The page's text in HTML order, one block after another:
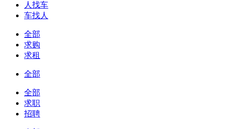
人找车
车找人
全部
求购
求租
全部
全部
求职
招聘